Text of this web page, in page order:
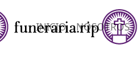
INICIO NOSOTROS
HORAS